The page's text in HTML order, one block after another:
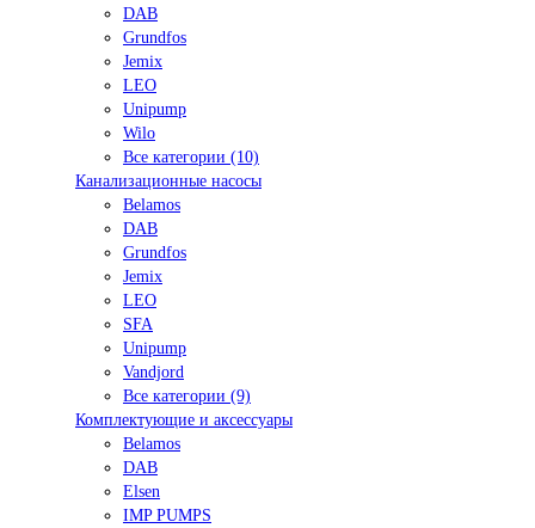
DAB
Grundfos
Jemix
LEO
Unipump
Wilo
Все категории (10)
Канализационные насосы
Belamos
DAB
Grundfos
Jemix
LEO
SFA
Unipump
Vandjord
Все категории (9)
Комплектующие и аксессуары
Belamos
DAB
Elsen
IMP PUMPS